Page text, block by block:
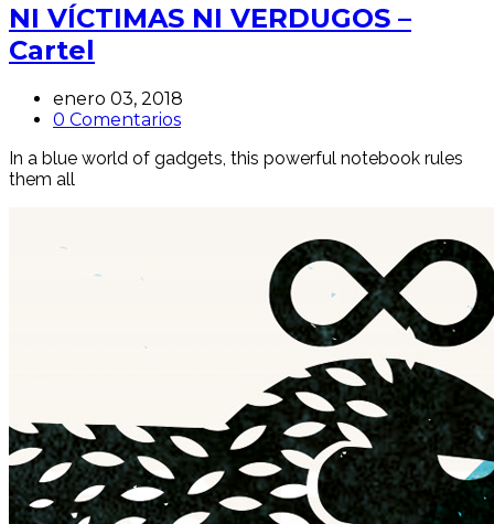
NI VÍCTIMAS NI VERDUGOS –
Cartel
enero 03, 2018
0 Comentarios
In a blue world of gadgets, this powerful notebook rules
them all